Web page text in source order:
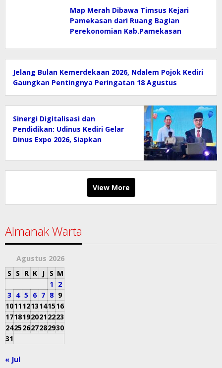
Map Merah Dibawa Timsus Kejari
Pamekasan dari Ruang Bagian
Perekonomian Kab.Pamekasan
Jelang Bulan Kemerdekaan 2026, Ndalem Pojok Kediri
Gaungkan Pentingnya Peringatan 18 Agustus
Sinergi Digitalisasi dan
Pendidikan: Udinus Kediri Gelar
Dinus Expo 2026, Siapkan
Sport
View More
Almanak Warta
Agustus 2026
S S R K J S M
1 2
3 4 5 6 7 8 9
10111213141516
17181920212223
24252627282930
31
« Jul